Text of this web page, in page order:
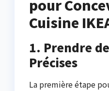
pour
Cuisine
1. Prendre
Précises
La première étape